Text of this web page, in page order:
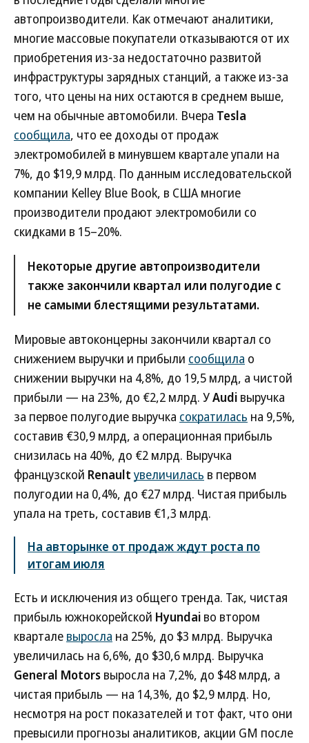
автопроизводители. Как отмечают аналитики,
многие массовые покупатели отказываются от их
приобретения из-за недостаточно развитой
инфраструктуры зарядных станций, а также из-за
того, что цены на них остаются в среднем выше,
чем на обычные автомобили. Вчера Tesla
сообщила, что ее доходы от продаж
электромобилей в минувшем квартале упали на
7%, до $19,9 млрд. По данным исследовательской
компании Kelley Blue Book, в США многие
производители продают электромобили со
скидками в 15–20%.
Некоторые другие автопроизводители
также закончили квартал или полугодие с
не самыми блестящими результатами.
Мировые автоконцерны закончили квартал со
снижением выручки и прибыли сообщила о
снижении выручки на 4,8%, до 19,5 млрд, а чистой
прибыли — на 23%, до €2,2 млрд. УAudi выручка
за первое полугодие выручка сократилась на 9,5%,
составив €30,9 млрд, а операционная прибыль
снизилась на 40%, до €2 млрд. Выручка
французской Renault увеличилась в первом
полугодии на 0,4%, до €27 млрд. Чистая прибыль
упала на треть, составив €1,3 млрд.
На авторынке от продаж ждут роста по
итогам июля
Есть и исключения из общего тренда. Так, чистая
прибыль южнокорейской Hyundai во втором
квартале выросла на 25%, до $3 млрд. Выручка
увеличилась на 6,6%, до $30,6 млрд. Выручка
General Motors выросла на 7,2%, до $48 млрд, а
чистая прибыль — на 14,3%, до $2,9 млрд. Но,
несмотря на рост показателей и тот факт, что они
превысили прогнозы аналитиков, акции GM после